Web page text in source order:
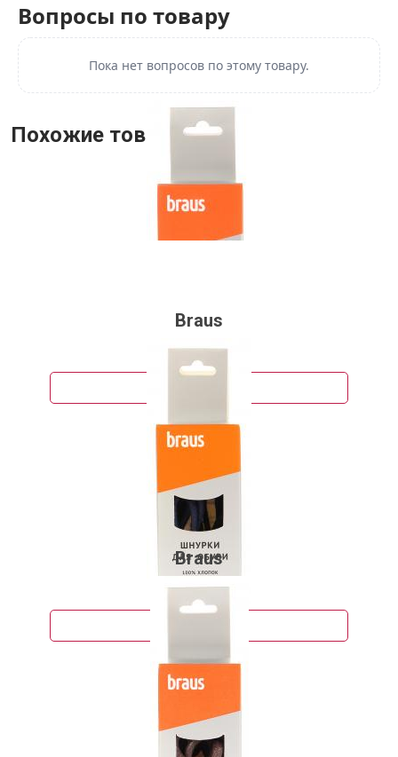
Вопросы по товару
Пока нет вопросов по этому товару.
Похожие товары
Braus
90 руб.
Braus
73 руб.